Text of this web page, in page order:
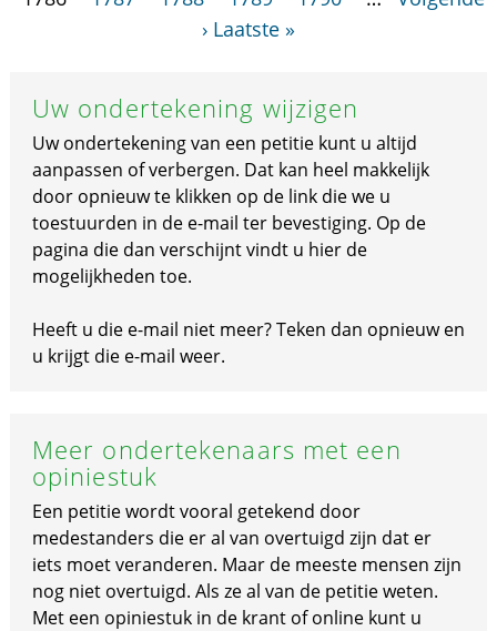
› Laatste »
Uw ondertekening wijzigen
Uw ondertekening van een petitie kunt u altijd
aanpassen of verbergen. Dat kan heel makkelijk
door opnieuw te klikken op de link die we u
toestuurden in de e-mail ter bevestiging. Op de
pagina die dan verschijnt vindt u hier de
mogelijkheden toe.
Heeft u die e-mail niet meer? Teken dan opnieuw en
u krijgt die e-mail weer.
Meer ondertekenaars met een
opiniestuk
Een petitie wordt vooral getekend door
medestanders die er al van overtuigd zijn dat er
iets moet veranderen. Maar de meeste mensen zijn
nog niet overtuigd. Als ze al van de petitie weten.
Met een opiniestuk in de krant of online kunt u